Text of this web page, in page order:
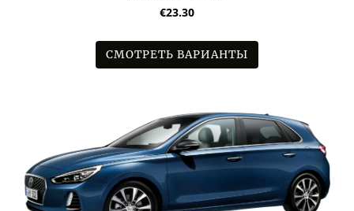
€23.30
СМОТРЕТЬ ВАРИАНТЫ